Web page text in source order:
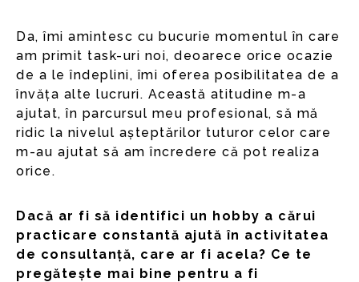
Da, îmi amintesc cu bucurie momentul în care
am primit task-uri noi, deoarece orice ocazie
de a le îndeplini, îmi oferea posibilitatea de a
învăța alte lucruri. Această atitudine m-a
ajutat, în parcursul meu profesional, să mă
ridic la nivelul așteptărilor tuturor celor care
m-au ajutat să am încredere că pot realiza
orice.
Dacă ar fi să identifici un hobby a cărui
practicare constantă ajută în activitatea
de consultanță, care ar fi acela? Ce te
pregătește mai bine pentru a fi